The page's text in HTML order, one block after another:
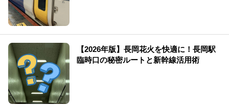
【2026年版】長岡花火を快適に！長岡駅
臨時口の秘密ルートと新幹線活用術